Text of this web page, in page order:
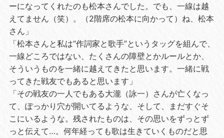
ーになってくれたのも松本さんでした。でも、一線は越
えてません（笑）。（2階席の松本に向かって）ね、松本
さん」
「松本さんと私は“作詞家と歌手”というタッグを組んで、
一線どころではない、たくさんの障壁とかルールとか、
そういうものを一緒に越えてきたと思います。一緒に戦
ってきた戦友でもあると思います」
「その戦友の一人でもある大瀧（詠一）さんが亡くなっ
て、ぽっかり穴が開いてるような、そして、まだすぐそ
こにいるような。残されたものは、その思いをずっとず
っと伝えて…。何年経っても歌は生きていくものだと思